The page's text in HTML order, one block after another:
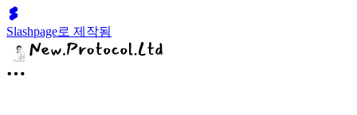
Slashpage로 제작됨